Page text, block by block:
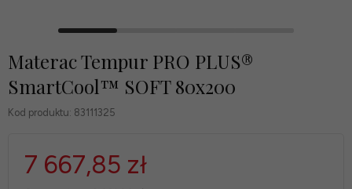
Materac Tempur PRO PLUS®
SmartCool™ SOFT 80x200
Kod produktu: 83111325
7 667,85 zł